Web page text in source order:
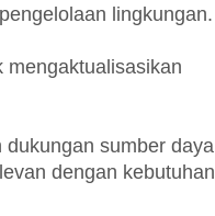
lingkungan.
mengaktualisasikan
sumber daya
dengan kebutuhan